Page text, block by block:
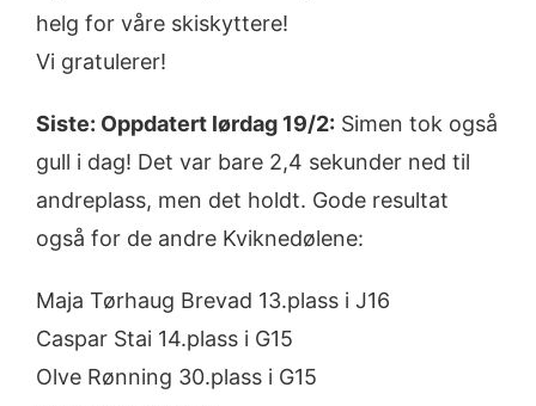
helg for våre skiskyttere!
Vi gratulerer!
Siste: Oppdatert lørdag 19/2: Simen tok også
gull i dag! Det var bare 2,4 sekunder ned til
andreplass, men det holdt. Gode resultat
også for de andre Kviknedølene:
Maja Tørhaug Brevad 13.plass i J16
Caspar Stai 14.plass i G15
Olve Rønning 30.plass i G15